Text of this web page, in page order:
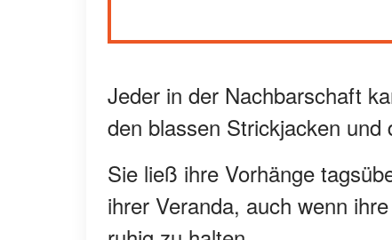
Jeder in der Nachbarschaft
den blassen Strickjacken
Sie ließ ihre Vorhänge
ihrer Veranda, auch wenn